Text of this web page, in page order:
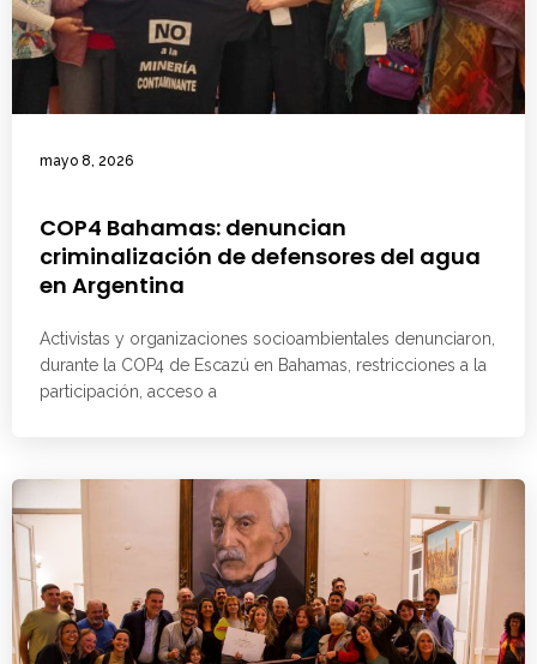
mayo 8, 2026
COP4 Bahamas: denuncian
criminalización de defensores del agua
en Argentina
Activistas y organizaciones socioambientales denunciaron,
durante la COP4 de Escazú en Bahamas, restricciones a la
participación, acceso a